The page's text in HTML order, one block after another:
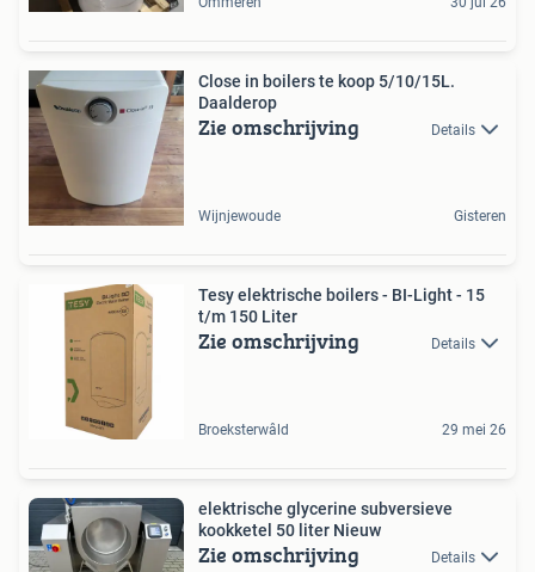
Close in boilers te koop 5/10/15L.
Daalderop
Zie omschrijving Details
Wijnjewoude Gisteren
Tesy elektrische boilers - BI-Light - 15
t/m 150 Liter
Zie omschrijving Details
Broeksterwâld 29 mei 26
elektrische glycerine subversieve
kookketel 50 liter Nieuw
Zie omschrijving Details